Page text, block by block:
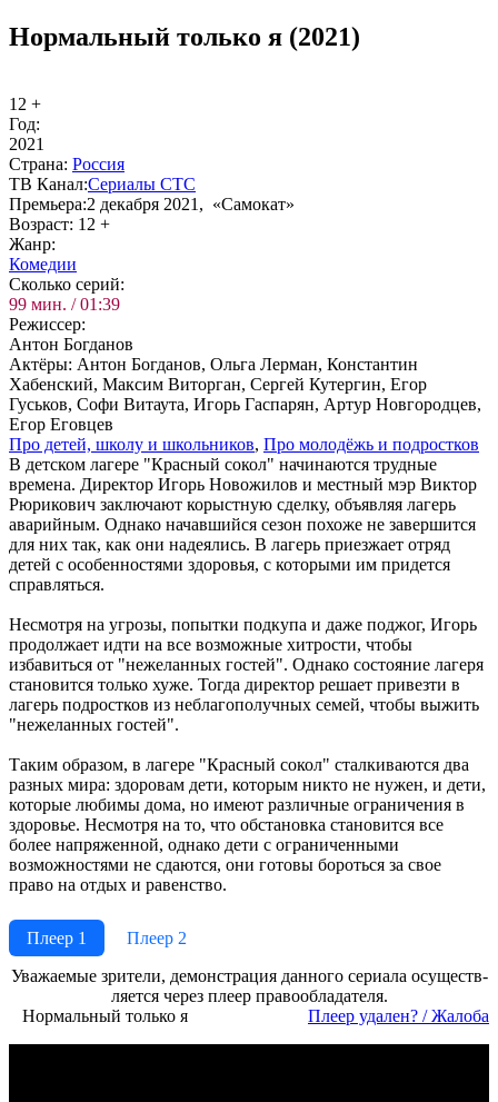
Нормальный только я (2021)
12 +
Год:
2021
Стра­на: Рос­сия
ТВ Ка­нал:Се­риа­лы СТС
Пре­мье­ра:2 декабря 2021, «Самокат»
Воз­раст: 12 +
Жанр:
Ко­ме­дии
Сколь­ко се­рий:
99 мин. / 01:39
Ре­жис­сер:
Антон Богданов
Ак­тё­ры: Антон Богданов, Ольга Лерман, Константин
Хабенский, Максим Виторган, Сергей Кутергин, Егор
Гуськов, Софи Витаута, Игорь Гаспарян, Артур Новгородцев,
Егор Еговцев
Про де­тей, шко­лу и школь­ни­ков, Про мо­ло­дёжь и под­ро­ст­ков
В детском лагере "Красный сокол" начинаются трудные
времена. Директор Игорь Новожилов и местный мэр Виктор
Рюрикович заключают корыстную сделку, объявляя лагерь
аварийным. Однако начавшийся сезон похоже не завершится
для них так, как они надеялись. В лагерь приезжает отряд
детей с особенностями здоровья, с которыми им придется
справляться.
Несмотря на угрозы, попытки подкупа и даже поджог, Игорь
продолжает идти на все возможные хитрости, чтобы
избавиться от "нежеланных гостей". Однако состояние лагеря
становится только хуже. Тогда директор решает привезти в
лагерь подростков из неблагополучных семей, чтобы выжить
"нежеланных гостей".
Таким образом, в лагере "Красный сокол" сталкиваются два
разных мира: здоровам дети, которым никто не нужен, и дети,
которые любимы дома, но имеют различные ограничения в
здоровье. Несмотря на то, что обстановка становится все
более напряженной, однако дети с ограниченными
возможностями не сдаются, они готовы бороться за свое
право на отдых и равенство.
Плеер 1
Плеер 2
Ува­жае­мые зри­те­ли, де­мон­ст­ра­ция дан­но­го се­риа­ла осу­ще­ст­в­
ля­ет­ся че­рез пле­ер пра­во­об­ла­да­те­ля.
Нормальный только я
Пле­ер уда­лен? / Жа­ло­ба